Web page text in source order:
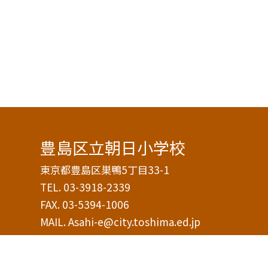
豊島区立朝日小学校
東京都豊島区巣鴨5丁目33-1
TEL. 03-3918-2339
FAX. 03-5394-1006
MAIL. Asahi-e@city.toshima.ed.jp